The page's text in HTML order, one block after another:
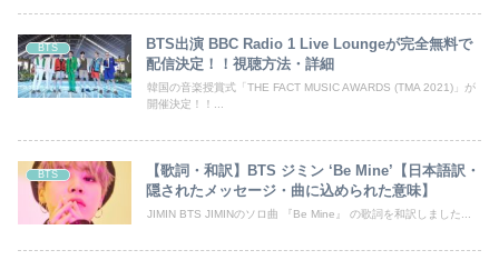
BTS
BTS出演 BBC Radio 1 Live Loungeが完全無料で
配信決定！！視聴方法・詳細
韓国の音楽授賞式「THE FACT MUSIC AWARDS (TMA 2021)」が
開催決定！！...
BTS
【歌詞・和訳】BTS ジミン ‘Be Mine’【日本語訳・
隠されたメッセージ・曲に込められた意味】
JIMIN BTS JIMINのソロ曲 『Be Mine』 の歌詞を和訳しました...